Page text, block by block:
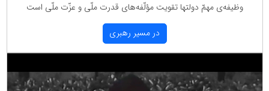
وظیفه‌ی مهمّ دولتها تقویت مؤلّفه‌های قدرت ملّی و عزّت ملّی است
در مسیر رهبری